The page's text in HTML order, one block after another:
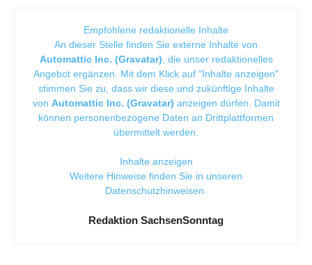
Empfohlene redaktionelle Inhalte
An dieser Stelle finden Sie externe Inhalte von
Automattic Inc. (Gravatar), die unser redaktionelles
Angebot ergänzen. Mit dem Klick auf "Inhalte anzeigen"
stimmen Sie zu, dass wir diese und zukünftige Inhalte
von Automattic Inc. (Gravatar) anzeigen dürfen. Damit
können personenbezogene Daten an Drittplattformen
übermittelt werden.
Inhalte anzeigen
Weitere Hinweise finden Sie in unseren
Datenschutzhinweisen.
Redaktion SachsenSonntag